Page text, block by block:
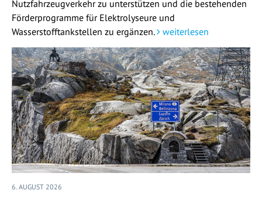
Nutzfahrzeugverkehr zu unterstützen und die bestehenden
Förderprogramme für Elektrolyseure und
Wasserstofftankstellen zu ergänzen.
weiterlesen
6. AUGUST 2026